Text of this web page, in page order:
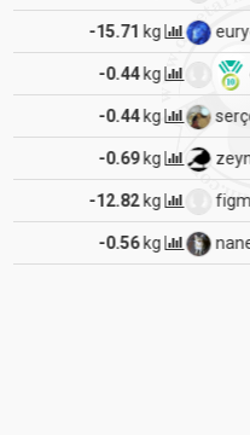
eurydicke
doyuyos
zeynebahsen
figmeyen
nanelilimonata